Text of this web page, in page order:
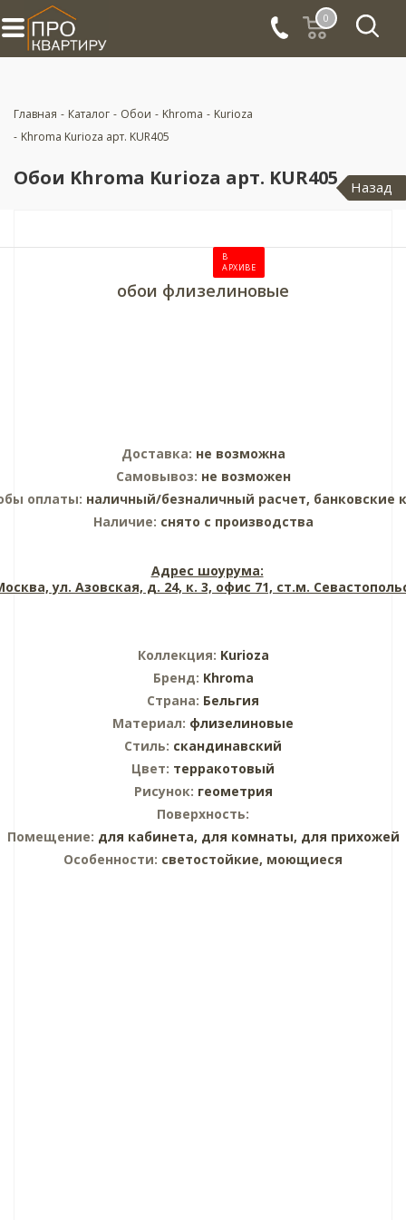
0
Главная - Каталог - Обои - Khroma - Kurioza
- Khroma Kurioza арт. KUR405
Обои Khroma Kurioza арт. KUR405 Назад
В
АРХИВЕ
обои флизелиновые
Доставка: не возможна
Самовывоз: не возможен
оплаты: наличный/безналичный расчет, банковские
Наличие: снято с производства
Адрес шоурума:
ул. Азовская, д. 24, к. 3, офис 71, ст.м.
Коллекция: Kurioza
Бренд: Khroma
Страна: Бельгия
Материал: флизелиновые
Стиль: скандинавский
Цвет: терракотовый
Рисунок: геометрия
Поверхность:
Помещение: для кабинета, для комнаты, для прихожей
Особенности: светостойкие, моющиеся